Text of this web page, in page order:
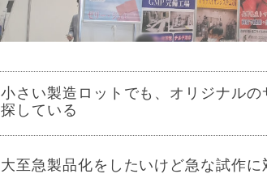
小さい製造ロットでも、オリジナル
探している
大至急製品化をしたいけど急な試作